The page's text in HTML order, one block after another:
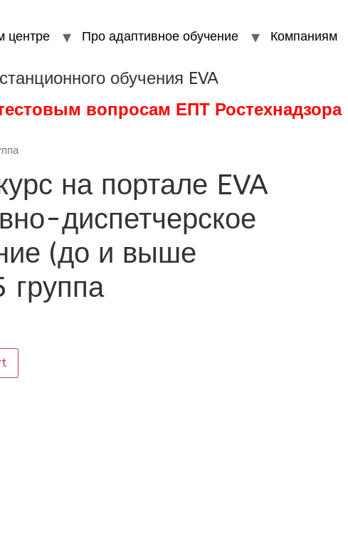
центре Про адаптивное обучение Компаниям
обучения EVA
вопросам ЕПТ Ростехнадзора
на портале EVA
диспетчерское
(до и выше
группа